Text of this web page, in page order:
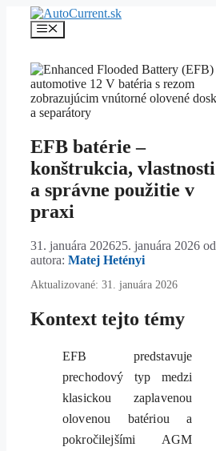
Preskočiť
obsah
Menu
EFB batérie –
konštrukcia, vlastnosti
a správne použitie v
praxi
31. januára 202625. januára 2026 od
autora: Matej Hetényi
Aktualizované: 31. januára 2026
Kontext tejto témy
EFB predstavuje
prechodový typ medzi
klasickou zaplavenou
olovenou batériou a
pokročilejšími AGM